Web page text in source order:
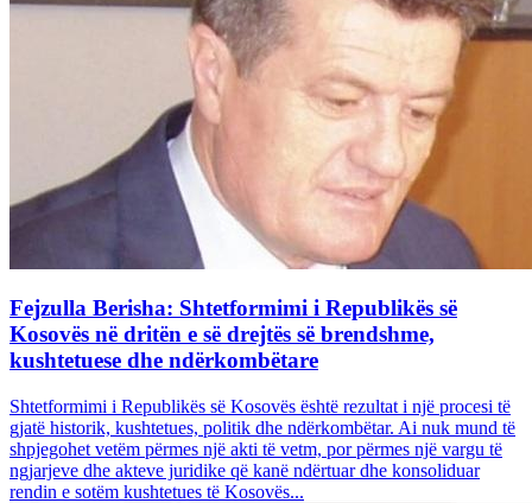
Fejzulla Berisha: Shtetformimi i Republikës së
Kosovës në dritën e së drejtës së brendshme,
kushtetuese dhe ndërkombëtare
Shtetformimi i Republikës së Kosovës është rezultat i një procesi të
gjatë historik, kushtetues, politik dhe ndërkombëtar. Ai nuk mund të
shpjegohet vetëm përmes një akti të vetm, por përmes një vargu të
ngjarjeve dhe akteve juridike që kanë ndërtuar dhe konsoliduar
rendin e sotëm kushtetues të Kosovës...